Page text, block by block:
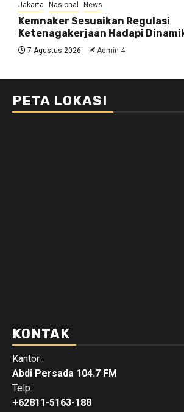
Jakarta Nasional News
Kemnaker Sesuaikan Regulasi
Ketenagakerjaan Hadapi
7 Agustus 2026 Admin 4
PETA LOKASI
KONTAK
Kantor :
Abdi Persada 104.7 FM
Telp :
+62811-5163-188